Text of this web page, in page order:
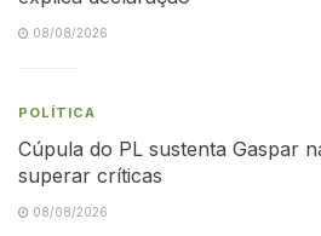
08/08/2026
POLÍTICA
Cúpula do PL sustenta Gaspar
superar críticas
08/08/2026